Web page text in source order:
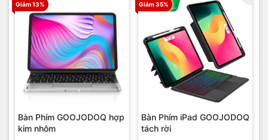
Giảm 13%
Bàn Phím GOOJODOQ hợp
kim nhôm
Giảm 35%
Bàn Phím iPad GOOJODOQ
tách rời